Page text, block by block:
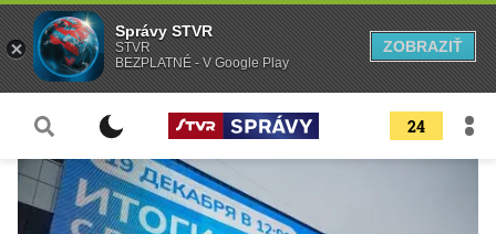
24
Správy STVR
STVR
BEZPLATNÉ - V Google Play
ZOBRAZIŤ